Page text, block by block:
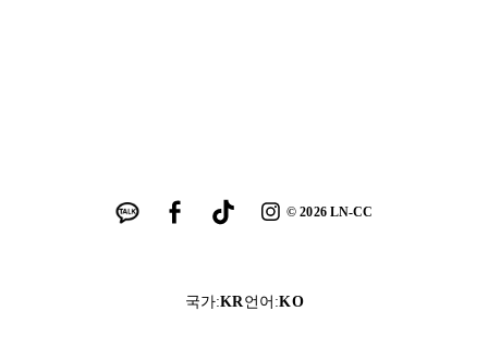
©2026LN-CC
국가:KR언어 :KO